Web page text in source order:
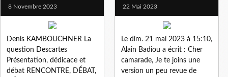
8 Novembre 2023
Denis KAMBOUCHNER La
question Descartes
Présentation, dédicace et
débat RENCONTRE, DÉBAT,
22 Mai 2023
Le dim. 21 mai 2023 à 15:10,
Alain Badiou a écrit : Cher
camarade, Je te joins une
version un peu revue de